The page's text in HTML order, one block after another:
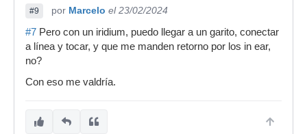
#9 por Marcelo el 23/02/2024
#7 Pero con un iridium, puedo llegar a un garito, conectar
a línea y tocar, y que me manden retorno por los in ear,
no?
Con eso me valdría.